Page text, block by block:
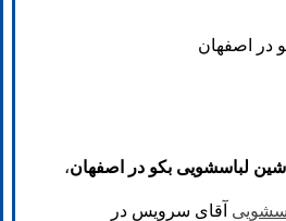
در اصفهان
لباسشویی بکو در اصفهان،
آقای سرویس در